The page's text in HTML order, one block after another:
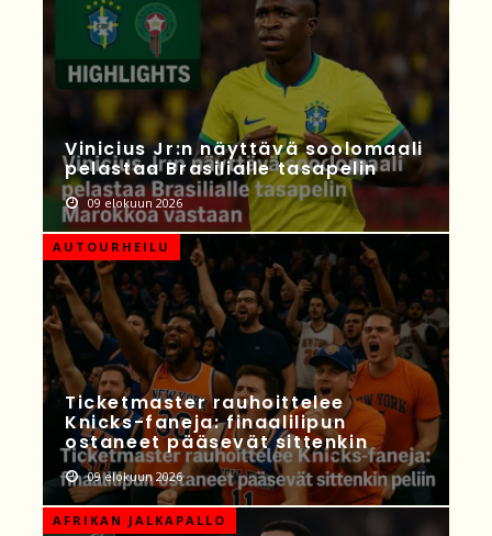
Vinicius Jr:n näyttävä soolomaali
pelastaa Brasilialle tasapelin
09 elokuun 2026
AUTOURHEILU
Ticketmaster rauhoittelee
Knicks-faneja: finaalilipun
ostaneet pääsevät sittenkin
09 elokuun 2026
AFRIKAN JALKAPALLO